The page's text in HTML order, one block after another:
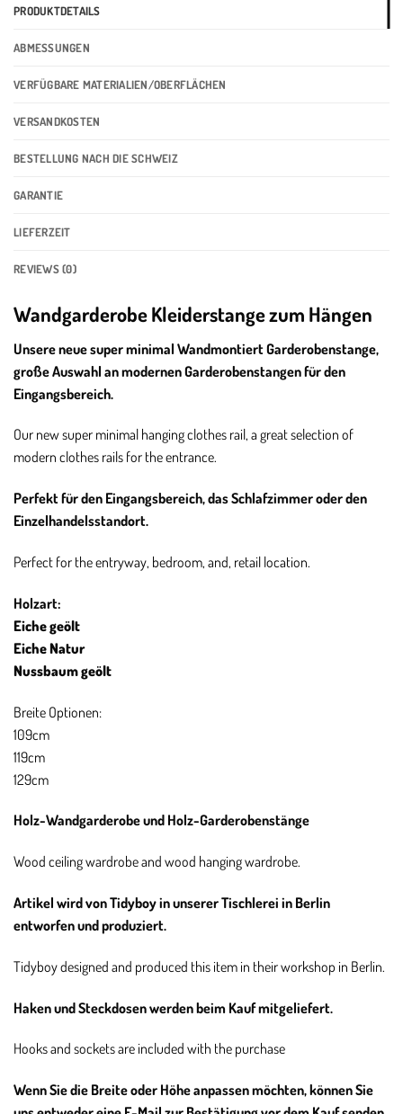
PRODUKTDETAILS
ABMESSUNGEN
VERFÜGBARE MATERIALIEN/OBERFLÄCHEN
VERSANDKOSTEN
BESTELLUNG NACH DIE SCHWEIZ
GARANTIE
LIEFERZEIT
REVIEWS (0)
Wandgarderobe Kleiderstange zum Hängen
Unsere neue super minimal Wandmontiert Garderobenstange,
große Auswahl an modernen Garderobenstangen für den
Eingangsbereich.
Our new super minimal hanging clothes rail, a great selection of
modern clothes rails for the entrance.
Perfekt für den Eingangsbereich, das Schlafzimmer oder den
Einzelhandelsstandort.
Perfect for the entryway, bedroom, and, retail location.
Holzart:
Eiche geölt
Eiche Natur
Nussbaum geölt
Breite Optionen:
109cm
119cm
129cm
Holz-Wandgarderobe und Holz-Garderobenstänge
Wood ceiling wardrobe and wood hanging wardrobe.
Artikel wird von Tidyboy in unserer Tischlerei in Berlin
entworfen und produziert.
Tidyboy designed and produced this item in their workshop in Berlin.
Haken und Steckdosen werden beim Kauf mitgeliefert.
Hooks and sockets are included with the purchase
Wenn Sie die Breite oder Höhe anpassen möchten, können Sie